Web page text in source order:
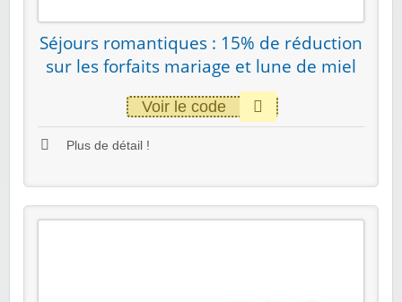
Séjours romantiques : 15% de réduction
sur les forfaits mariage et lune de miel
Voir le code
Plus de détail !